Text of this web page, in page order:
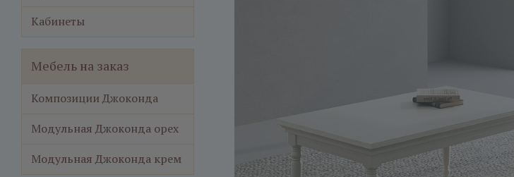
Кабинеты
Мебель на заказ
Композиции Джоконда
Модульная Джоконда орех
Модульная Джоконда крем